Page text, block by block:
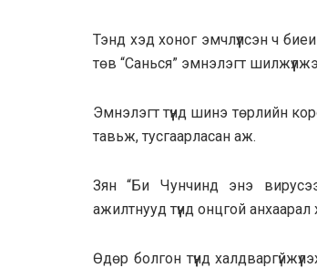
Тэнд хэд хоног эмчлүүлсэн ч
төв “Санься” эмнэлэгт
Эмнэлэгт түүнд шинэ төрлийн
тавьж, тусгаарласан аж.
Зян “Би Чунчинд энэ
ажилтнууд түүнд онцгой
Өдөр болгон түүнд